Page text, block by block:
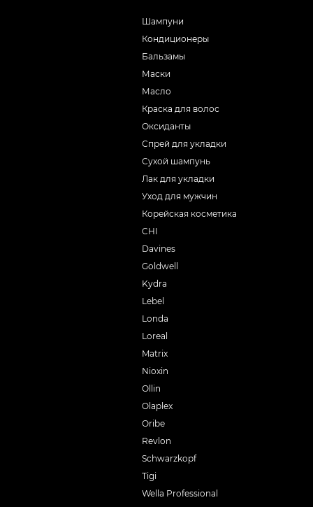
Шампуни
Кондиционеры
Бальзамы
Маски
Масло
Краска для волос
Оксиданты
Спрей для укладки
Сухой шампунь
Лак для укладки
Уход для мужчин
Корейская косметика
CHI
Davines
Goldwell
Kydra
Lebel
Londa
Loreal
Matrix
Nioxin
Ollin
Olaplex
Oribe
Revlon
Schwarzkopf
Tigi
Wella Professional